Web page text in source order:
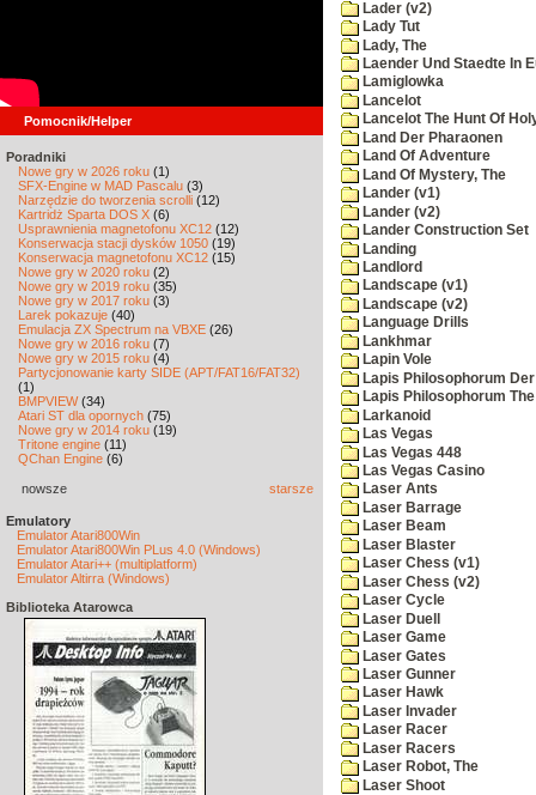
Pomocnik/Helper
Poradniki
Nowe gry w 2026 roku (1)
SFX-Engine w MAD Pascalu (3)
Narzędzie do tworzenia scrolli (12)
Kartridż Sparta DOS X (6)
Usprawnienia magnetofonu XC12 (12)
Konserwacja stacji dysków 1050 (19)
Konserwacja magnetofonu XC12 (15)
Nowe gry w 2020 roku (2)
Nowe gry w 2019 roku (35)
Nowe gry w 2017 roku (3)
Larek pokazuje (40)
Emulacja ZX Spectrum na VBXE (26)
Nowe gry w 2016 roku (7)
Nowe gry w 2015 roku (4)
Partycjonowanie karty SIDE (APT/FAT16/FAT32)
(1)
BMPVIEW(34)
Atari ST dla opornych (75)
Nowe gry w 2014 roku (19)
Tritone engine (11)
QChan Engine (6)
nowsze starsze
Emulatory
Emulator Atari800Win
Emulator Atari800Win PLus 4.0 (Windows)
Emulator Atari++ (multiplatform)
Emulator Altirra (Windows)
Biblioteka Atarowca
Lader (v2)
Lady Tut
Lady, The
Laender Und Staedte In
Lamiglowka
Lancelot
Lancelot The Hunt Of
Land Der Pharaonen
Land Of Adventure
Land Of Mystery, The
Lander (v1)
Lander (v2)
Lander Construction Set
Landing
Landlord
Landscape (v1)
Landscape (v2)
Language Drills
Lankhmar
Lapin Vole
Lapis Philosophorum
Lapis Philosophorum
Larkanoid
Las Vegas
Las Vegas 448
Las Vegas Casino
Laser Ants
Laser Barrage
Laser Beam
Laser Blaster
Laser Chess (v1)
Laser Chess (v2)
Laser Cycle
Laser Duell
Laser Game
Laser Gates
Laser Gunner
Laser Hawk
Laser Invader
Laser Racer
Laser Racers
Laser Robot, The
Laser Shoot